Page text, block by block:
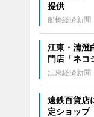
提供
船橋経済新聞
江東・清澄
門店「ネコ
江東経済新聞
遠鉄百貨店
定ショッ